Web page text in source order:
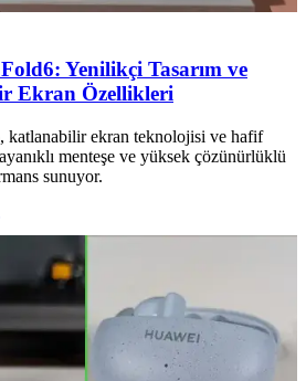
Yenilikçi Tasarım ve
Ekran Özellikleri
katlanabilir ekran teknolojisi ve hafif
menteşe ve yüksek çözünürlüklü
sunuyor.